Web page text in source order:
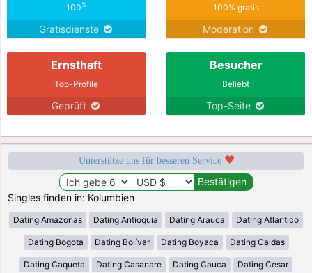
100%
Gratisdienste
100% gratis
Moderation
Ernsthaft
Top-Profile
Geprüft
Besucher
Beliebt
Top-Seite
Unterstütze uns für besseren Service
Singles finden in: Kolumbien
Dating Amazonas Dating Antioquia Dating Arauca Dating Atlantico
Dating Bogota Dating Bolívar Dating Boyaca Dating Caldas
Dating Caqueta Dating Casanare Dating Cauca Dating Cesar